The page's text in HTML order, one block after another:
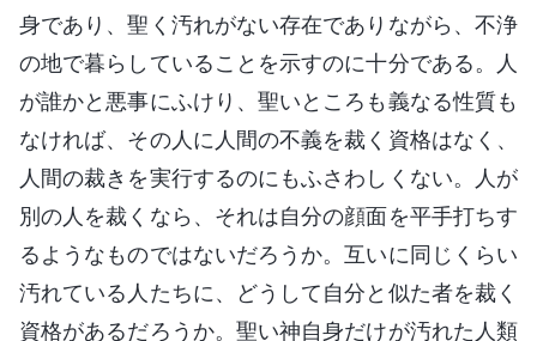
身であり、聖く汚れがない存在でありながら、不浄
の地で暮らしていることを示すのに十分である。人
が誰かと悪事にふけり、聖いところも義なる性質も
なければ、その人に人間の不義を裁く資格はなく、
人間の裁きを実行するのにもふさわしくない。人が
別の人を裁くなら、それは自分の顔面を平手打ちす
るようなものではないだろうか。互いに同じくらい
汚れている人たちに、どうして自分と似た者を裁く
資格があるだろうか。聖い神自身だけが汚れた人類